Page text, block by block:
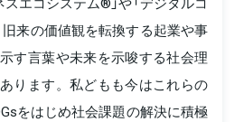
来の価値観を転換する起業や事
す言葉や未来を示唆する社会理
ります。私どもも今はこれらの
をはじめ社会課題の解決に積極